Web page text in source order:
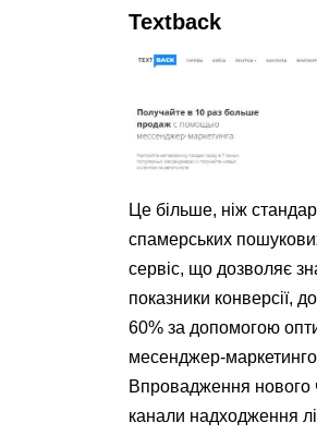
Textback
Це більше, ніж
спамерських
сервіс, що дозволяє
показники конверсії,
60% за допомогою
месенджер-
Впровадження нового
канали надходження